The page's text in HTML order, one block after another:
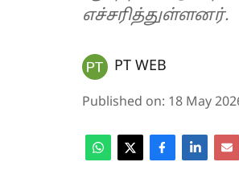
எச்சரித்துள்ளனர்.
PT WEB
Published on: 18 May